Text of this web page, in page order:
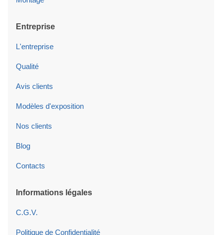
Entreprise
L'entreprise
Qualité
Avis clients
Modèles d'exposition
Nos clients
Blog
Contacts
Informations légales
C.G.V.
Politique de Confidentialité